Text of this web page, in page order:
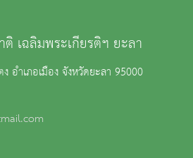
เฉลิมพระเกียรติฯ ยะลา
อำเภอเมือง จังหวัดยะลา 95000